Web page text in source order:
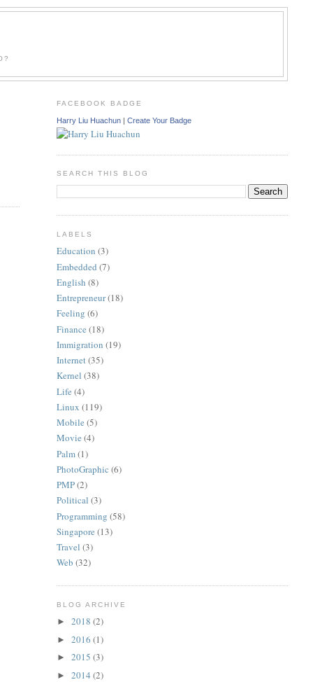
FACEBOOK BADGE
Harry Liu Huachun| Create Your Badge
SEARCH THIS BLOG
LABELS
Education (3)
Embedded (7)
English (8)
Entrepreneur(18)
Feeling (6)
Finance (18)
Immigration (19)
Internet(35)
Kernel (38)
Life (4)
Linux (119)
Mobile (5)
Movie (4)
Palm(1)
PhotoGraphic (6)
PMP(2)
Political (3)
Programming (58)
Singapore (13)
Travel (3)
Web (32)
BLOG ARCHIVE
► 2018 (2)
► 2016 (1)
► 2015 (3)
► 2014 (2)